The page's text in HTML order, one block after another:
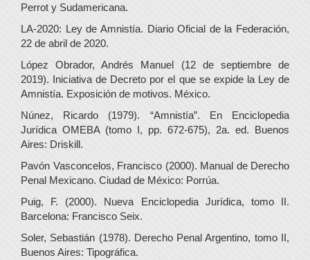
Perrot y Sudamericana.
LA-2020: Ley de Amnistía. Diario Oficial de la Federación,
22 de abril de 2020.
López Obrador, Andrés Manuel (12 de septiembre de
2019). Iniciativa de Decreto por el que se expide la Ley de
Amnistía. Exposición de motivos. México.
Núnez, Ricardo (1979). “Amnistía”. En Enciclopedia
Jurídica OMEBA (tomo I, pp. 672-675), 2a. ed. Buenos
Aires: Driskill.
Pavón Vasconcelos, Francisco (2000). Manual de Derecho
Penal Mexicano. Ciudad de México: Porrúa.
Puig, F. (2000). Nueva Enciclopedia Jurídica, tomo II.
Barcelona: Francisco Seix.
Soler, Sebastián (1978). Derecho Penal Argentino, tomo II,
Buenos Aires: Tipográfica.